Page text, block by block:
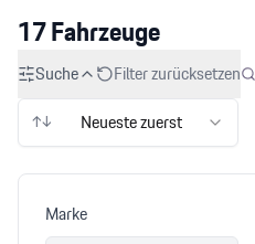
17Fahrzeuge
Suche Filter zurücksetzen
↑↓
Neueste zuerst
Marke